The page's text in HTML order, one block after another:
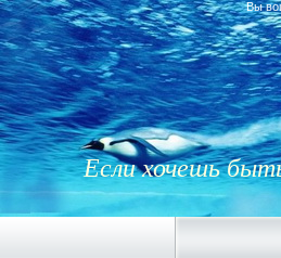
Вы
Если хочешь